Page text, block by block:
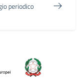
periodico